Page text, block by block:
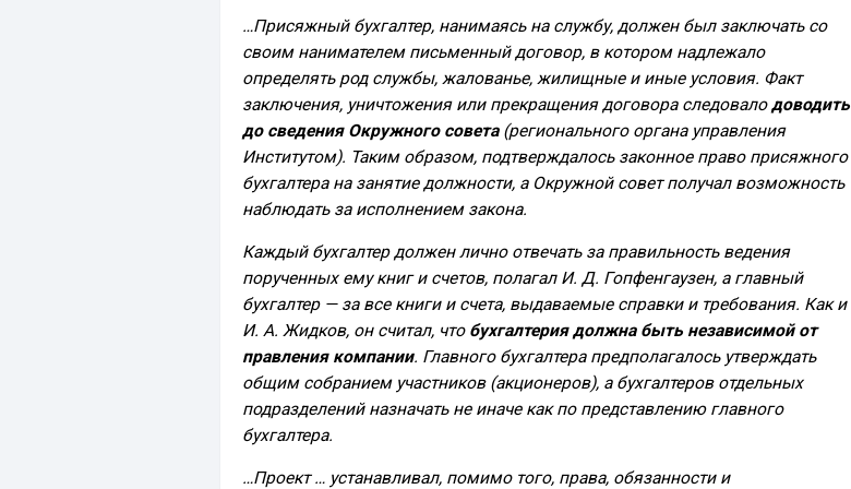
…Присяжный бухгалтер, нанимаясь на службу, должен был заключать со
своим нанимателем письменный договор, в котором надлежало
определять род службы, жалованье, жилищные и иные условия. Факт
заключения, уничтожения или прекращения договора следовалодоводить
до сведения Окружного совета(регионального органа управления
Институтом). Таким образом, подтверждалось законное право присяжного
бухгалтера на занятие должности, а Окружной совет получал возможность
наблюдать за исполнением закона.
Каждый бухгалтер должен лично отвечать за правильность ведения
порученных ему книг и счетов, полагал И. Д. Гопфенгаузен, а главный
бухгалтер — за все книги и счета, выдаваемые справки и требования. Как и
И. А. Жидков, он считал, что бухгалтерия должна быть независимой от
правления компании. Главного бухгалтера предполагалось утверждать
общим собранием участников (акционеров), а бухгалтеров отдельных
подразделений назначать не иначе как по представлению главного
бухгалтера.
…Проект … устанавливал, помимо того, права, обязанности и